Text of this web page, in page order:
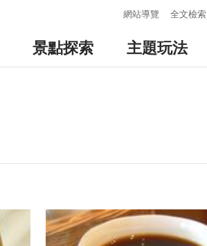
網站導覽 全文檢索
景點探索 主題玩法